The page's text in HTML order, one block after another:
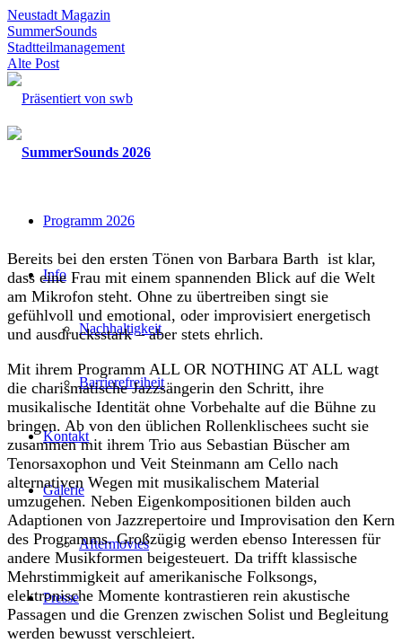
Neustadt Magazin
SummerSounds
Stadtteilmanagement
Alte Post
Programm 2026
Info
Nachhaltigkeit
Barrierefreiheit
Kontakt
Galerie
Aftermovies
Presse
Bereits bei den ersten Tönen von Barbara Barth ist klar,
dass eine Frau mit einem spannenden Blick auf die Welt
am Mikrofon steht. Ohne zu übertreiben singt sie
gefühlvoll und emotional, oder improvisiert energetisch
und ausdrucksstark – aber stets ehrlich.
Mit ihrem Programm ALL OR NOTHING AT ALL wagt
die charismatische Jazzsängerin den Schritt, ihre
musikalische Identität ohne Vorbehalte auf die Bühne zu
bringen. Ab von den üblichen Rollenklischees sucht sie
zusammen mit ihrem Trio aus Sebastian Büscher am
Tenorsaxophon und Veit Steinmann am Cello nach
alternativen Wegen mit musikalischem Material
umzugehen. Neben Eigenkompositionen bilden auch
Adaptionen von Jazzrepertoire und Improvisation den Kern
des Programms. Großzügig werden ebenso Interessen für
andere Musikformen beigesteuert. Da trifft klassische
Mehrstimmigkeit auf amerikanische Folksongs,
elektronische Momente kontrastieren rein akustische
Passagen und die Grenzen zwischen Solist und Begleitung
werden bewusst verschleiert.